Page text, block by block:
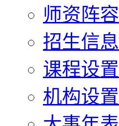
师资阵容
招生信息
课程设置
机构设置